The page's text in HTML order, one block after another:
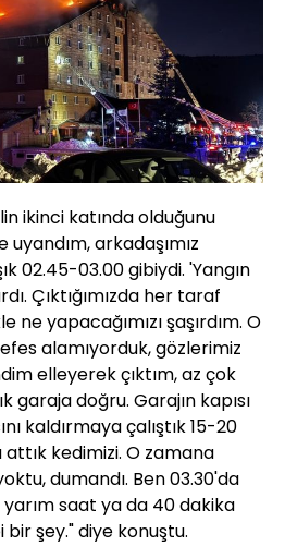
ikinci katında olduğunu
arkadaşımız
02.45-03.00 gibiydi. 'Yangın
Çıktığımızda her taraf
ne yapacağımızı şaşırdım. O
alamıyorduk, gözlerimiz
elleyerek çıktım, az çok
garaja doğru. Garajın kapısı
kaldırmaya çalıştık 15-20
attık kedimizi. O zamana
dumandı. Ben 03.30'da
yarım saat ya da 40 dakika
şey." diye konuştu.